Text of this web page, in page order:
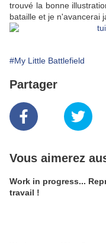
trouvé la bonne
bataille et je n'avancerai
#My Little Battlefield
Partager
Vous aimerez
Work in progress...
travail !